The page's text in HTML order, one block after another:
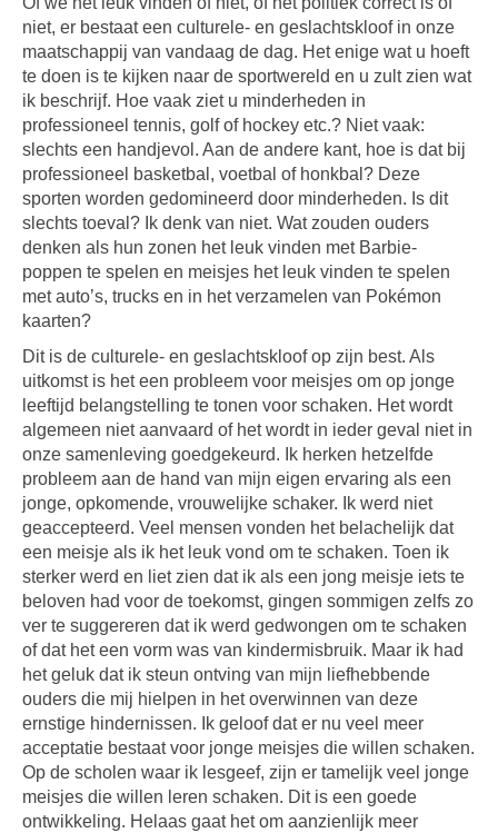
niet, er bestaat een culturele- en geslachtskloof in onze
maatschappij van vandaag de dag. Het enige wat u hoeft
te doen is te kijken naar de sportwereld en u zult zien wat
ik beschrijf. Hoe vaak ziet u minderheden in
professioneel tennis, golf of hockey etc.? Niet vaak:
slechts een handjevol. Aan de andere kant, hoe is dat bij
professioneel basketbal, voetbal of honkbal? Deze
sporten worden gedomineerd door minderheden. Is dit
slechts toeval? Ik denk van niet. Wat zouden ouders
denken als hun zonen het leuk vinden met Barbie-
poppen te spelen en meisjes het leuk vinden te spelen
met auto’s, trucks en in het verzamelen van Pokémon
kaarten?
Dit is de culturele- en geslachtskloof op zijn best. Als
uitkomst is het een probleem voor meisjes om op jonge
leeftijd belangstelling te tonen voor schaken. Het wordt
algemeen niet aanvaard of het wordt in ieder geval niet in
onze samenleving goedgekeurd. Ik herken hetzelfde
probleem aan de hand van mijn eigen ervaring als een
jonge, opkomende, vrouwelijke schaker. Ik werd niet
geaccepteerd. Veel mensen vonden het belachelijk dat
een meisje als ik het leuk vond om te schaken. Toen ik
sterker werd en liet zien dat ik als een jong meisje iets te
beloven had voor de toekomst, gingen sommigen zelfs zo
ver te suggereren dat ik werd gedwongen om te schaken
of dat het een vorm was van kindermisbruik. Maar ik had
het geluk dat ik steun ontving van mijn liefhebbende
ouders die mij hielpen in het overwinnen van deze
ernstige hindernissen. Ik geloof dat er nu veel meer
acceptatie bestaat voor jonge meisjes die willen schaken.
Op de scholen waar ik lesgeef, zijn er tamelijk veel jonge
meisjes die willen leren schaken. Dit is een goede
ontwikkeling. Helaas gaat het om aanzienlijk meer